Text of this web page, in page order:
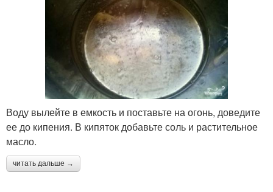
Воду вылейте в емкость и поставьте на огонь, доведите
ее до кипения. В кипяток добавьте соль и растительное
масло.
читать дальше →